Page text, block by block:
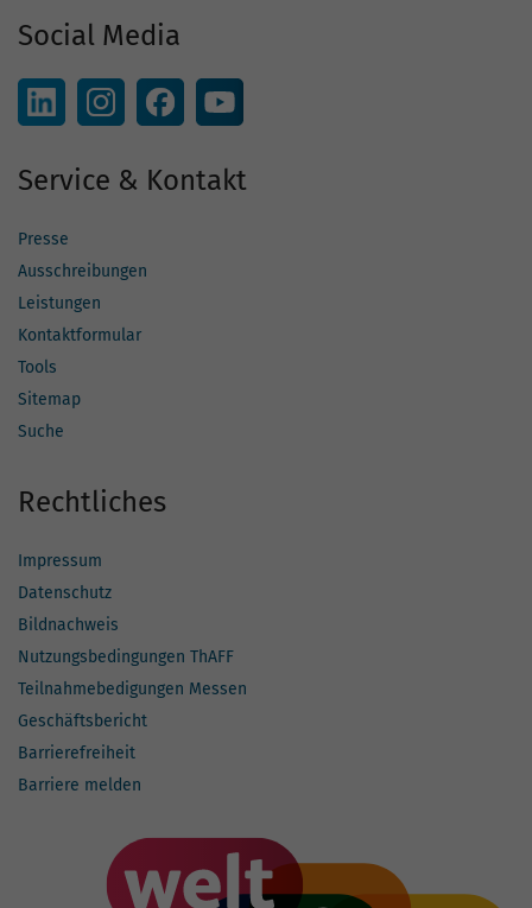
Social Media
Service & Kontakt
Presse
Ausschreibungen
Leistungen
Kontaktformular
Tools
Sitemap
Suche
Rechtliches
Impressum
Datenschutz
Bildnachweis
Nutzungsbedingungen ThAFF
Teilnahmebedigungen Messen
Geschäftsbericht
Barrierefreiheit
Barriere melden